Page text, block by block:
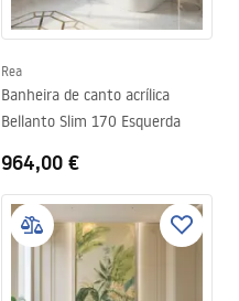
Rea
Banheira de canto acrílica
Bellanto Slim 170 Esquerda
964,00 €